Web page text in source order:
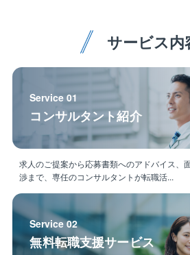
入社後の研修も徐々に充実化を図
力をいれています。
昨年度実績は49万円となっており
つ、稼ぐことも可能な職場となり
を超える方もおります！
＼キャリアアップについて／
メンテナンス担当としてご経験を
に、リフォーム営業や戸建て営業な
リアアップ、キャリアチェンジい
す！
【リフォーム業界の将来性】
サービス内
Service 01
コンサルタント紹介
求人のご提案から応募書類へのアドバイス、
渉まで、専任のコンサルタントが転職活...
Service 02
無料転職支援サービス